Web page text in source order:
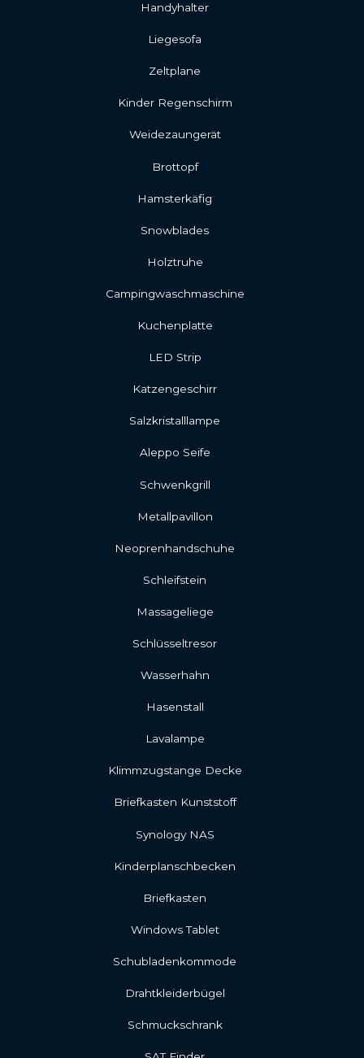
Handyhalter
Liegesofa
Zeltplane
Kinder Regenschirm
Weidezaungerät
Brottopf
Hamsterkäfig
Snowblades
Holztruhe
Campingwaschmaschine
Kuchenplatte
LED Strip
Katzengeschirr
Salzkristalllampe
Aleppo Seife
Schwenkgrill
Metallpavillon
Neoprenhandschuhe
Schleifstein
Massageliege
Schlüsseltresor
Wasserhahn
Hasenstall
Lavalampe
Klimmzugstange Decke
Briefkasten Kunststoff
Synology NAS
Kinderplanschbecken
Briefkasten
Windows Tablet
Schubladenkommode
Drahtkleiderbügel
Schmuckschrank